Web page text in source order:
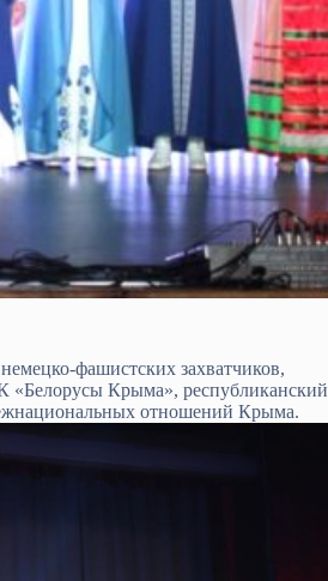
фашистских захватчиков,
«Белорусы Крыма», республиканский
отношений Крыма.